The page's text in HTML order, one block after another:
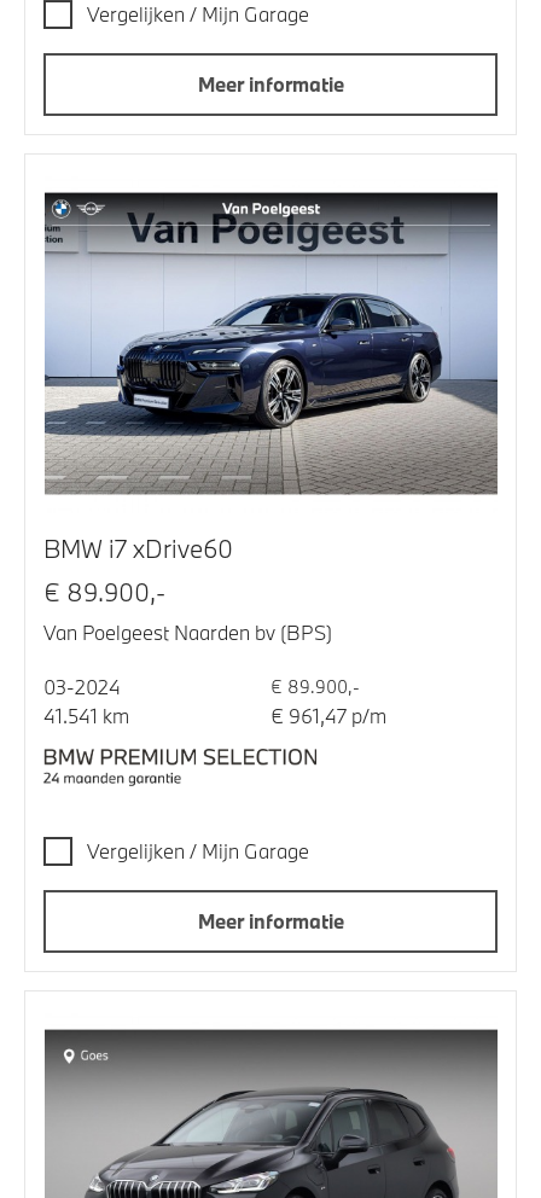
Vergelijken / Mijn Garage
Meer informatie
BMW i7 xDrive60
€ 89.900,-
Van Poelgeest Naarden bv (BPS)
03-2024 € 89.900,-
41.541 km € 961,47 p/m
Vergelijken / Mijn Garage
Meer informatie